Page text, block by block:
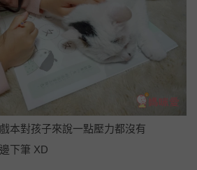
本對孩子來說一點壓力都沒有
下筆 XD